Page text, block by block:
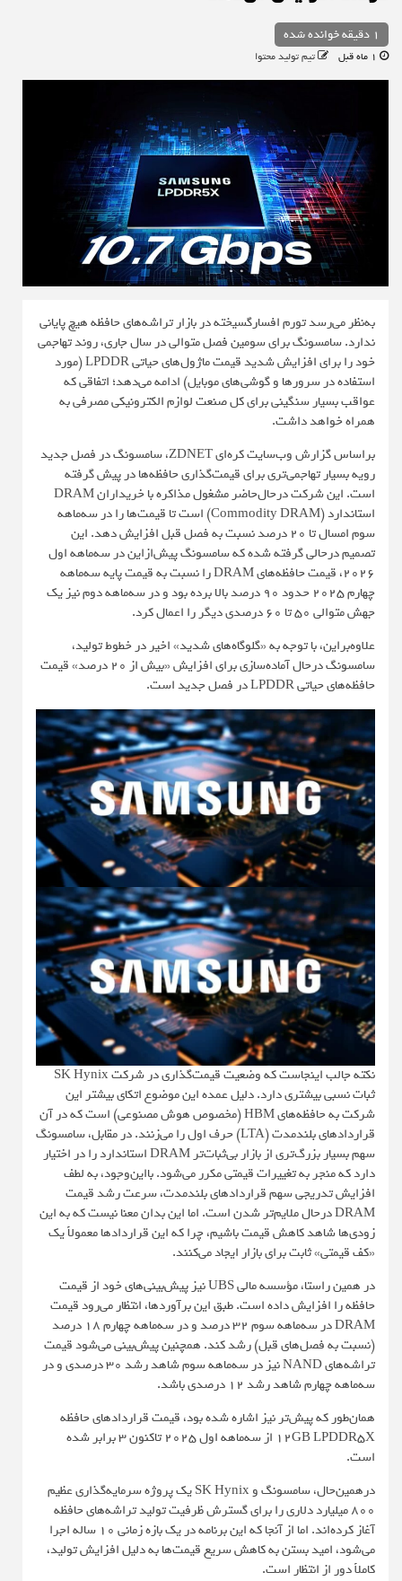
1 دقیقه خوانده شده
تیم تولید محتوا
به‌نظر می‌رسد تورم افسارگسیخته در بازار تراشه‌های حافظه هیچ پایانی
ندارد. سامسونگ برای سومین فصل متوالی در سال جاری، روند تهاجمی
خود را برای افزایش شدید قیمت ماژول‌های حیاتی LPDDR (مورد
استفاده در سرورها و گوشی‌های موبایل) ادامه می‌دهد؛ اتفاقی که
عواقب بسیار سنگینی برای کل صنعت لوازم الکترونیکی مصرفی به
همراه خواهد داشت.
براساس گزارش وب‌سایت کره‌ای ZDNET، سامسونگ در فصل جدید
رویه بسیار تهاجمی‌تری برای قیمت‌گذاری حافظه‌ها در پیش گرفته
است. این شرکت درحال‌حاضر مشغول مذاکره با خریداران DRAM
استاندارد (Commodity DRAM) است تا قیمت‌ها را در سه‌ماهه
سوم امسال تا 20 درصد نسبت به فصل قبل افزایش دهد. این
تصمیم درحالی گرفته شده که سامسونگ پیش‌ازاین در سه‌ماهه اول
۲۰۲۶، قیمت حافظه‌های DRAM را نسبت به قیمت پایه سه‌ماهه
چهارم ۲۰۲۵ حدود 90 درصد بالا برده بود و در سه‌ماهه دوم نیز یک
جهش متوالی 50 تا 60 درصدی دیگر را اعمال کرد.
علاوه‌براین، با توجه به «گلوگاه‌های شدید» اخیر در خطوط تولید،
سامسونگ درحال آماده‌سازی برای افزایش «بیش از 20 درصد» قیمت
حافظه‌های حیاتی LPDDR در فصل جدید است.
نکته جالب اینجاست که وضعیت قیمت‌گذاری در شرکت SK Hynix
ثبات نسبی بیشتری دارد. دلیل عمده این موضوع اتکای بیشتر این
شرکت به حافظه‌های HBM (مخصوص هوش مصنوعی) است که در آن
قراردادهای بلندمدت (LTA) حرف اول را می‌زنند. در مقابل، سامسونگ
سهم بسیار بزرگ‌تری از بازار بی‌ثبات‌تر DRAM استاندارد را در اختیار
دارد که منجر به تغییرات قیمتی مکرر می‌شود. بااین‌وجود، به لطف
افزایش تدریجی سهم قراردادهای بلندمدت، سرعت رشد قیمت
DRAM درحال ملایم‌تر شدن است. اما این بدان معنا نیست که به این
زودی‌ها شاهد کاهش قیمت باشیم، چرا که این قراردادها معمولاً یک
«کف قیمتی» ثابت برای بازار ایجاد می‌کنند.
در همین راستا، مؤسسه مالی UBS نیز پیش‌بینی‌های خود از قیمت
حافظه را افزایش داده است. طبق این برآوردها، انتظار می‌رود قیمت
DRAM در سه‌ماهه سوم 32 درصد و در سه‌ماهه چهارم 18 درصد
(نسبت به فصل‌های قبل) رشد کند. همچنین پیش‌بینی می‌شود قیمت
تراشه‌های NAND نیز در سه‌ماهه سوم شاهد رشد 30 درصدی و در
سه‌ماهه چهارم شاهد رشد 12 درصدی باشد.
همان‌طور که پیش‌تر نیز اشاره شده بود، قیمت قراردادهای حافظه
12GB LPDDR5X از سه‌ماهه اول ۲۰۲۵ تاکنون ۳ برابر شده
است.
درهمین‌حال، سامسونگ و SK Hynix یک پروژه سرمایه‌گذاری عظیم
800 میلیارد دلاری را برای گسترش ظرفیت تولید تراشه‌های حافظه
آغاز کرده‌اند. اما از آنجا که این برنامه در یک بازه زمانی ۱۰ ساله اجرا
می‌شود، امید بستن به کاهش سریع قیمت‌ها به دلیل افزایش تولید،
کاملاً دور از انتظار است.